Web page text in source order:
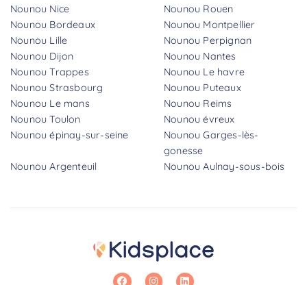
Nounou Nice
Nounou Rouen
Nounou Bordeaux
Nounou Montpellier
Nounou Lille
Nounou Perpignan
Nounou Dijon
Nounou Nantes
Nounou Trappes
Nounou Le havre
Nounou Strasbourg
Nounou Puteaux
Nounou Le mans
Nounou Reims
Nounou Toulon
Nounou évreux
Nounou épinay-sur-seine
Nounou Garges-lès-
gonesse
Nounou Argenteuil
Nounou Aulnay-sous-bois